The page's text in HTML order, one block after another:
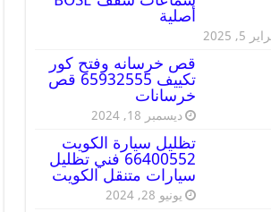
أصلية
5, 2025
قص خرسانه وفتح كور
تكييف 65932555 قص
خرسانات
ديسمبر 18, 2024
تظليل سيارة الكويت
66400552 فني تظليل
سيارات متنقل الكويت
يونيو 28, 2024